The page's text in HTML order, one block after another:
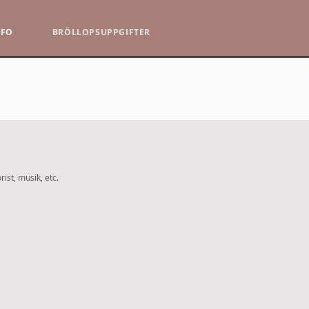
BRÖLLOPSUPPGIFTER
musik, etc.